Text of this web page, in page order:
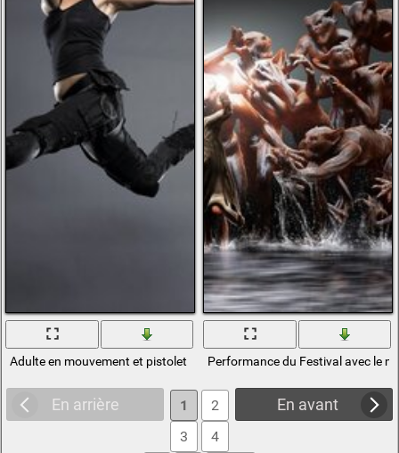
Adulte en mouvement et pistolet Performance du Festival avec le
En arrière En avant
1
2
3
4